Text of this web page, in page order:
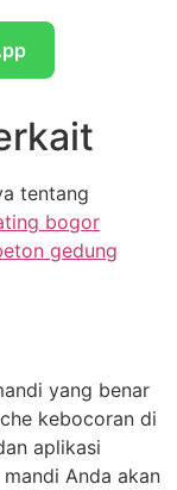
tentang
bogor
gedung
yang benar
kebocoran di
aplikasi
Anda akan